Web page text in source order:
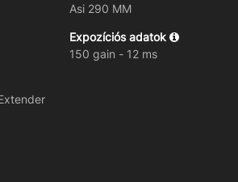
Asi 290 MM
Expozíciós adatok
150 gain - 12 ms